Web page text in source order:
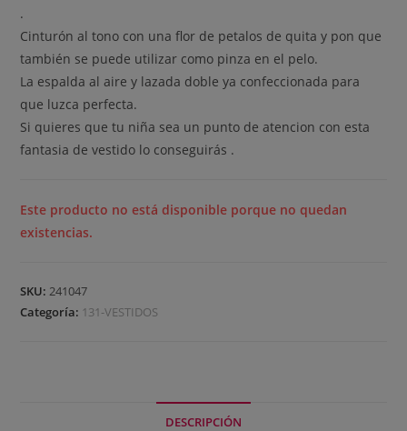
.
Cinturón al tono con una flor de petalos de quita y pon que
también se puede utilizar como pinza en el pelo.
La espalda al aire y lazada doble ya confeccionada para
que luzca perfecta.
Si quieres que tu niña sea un punto de atencion con esta
fantasia de vestido lo conseguirás .
Este producto no está disponible porque no quedan
existencias.
SKU:241047
Categoría: 131-VESTIDOS
DESCRIPCIÓN